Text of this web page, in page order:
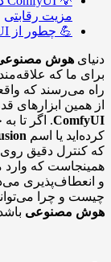
مزیت رقابتی
💪 چطور از ComfyUI بهترین نتیجه را بگیریم؟
دنیای هوش
برای ما که
راه می‌رسند که
از همین ابزارهای
ComfyUI. اگر تا
کرده‌اید یا اسم
که کنترل دقیق
همینجاست که
و انعطاف‌پذیری
چیست و چرا
هوش مصنوعی